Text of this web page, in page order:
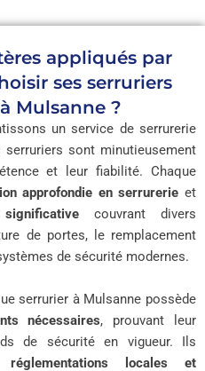
appliqués par
ses serruriers
Mulsanne ?
un service de serrurerie
sont minutieusement
et leur fiabilité. Chaque
approfondie en serrurerie et
couvrant divers
de portes, le remplacement
de sécurité modernes.
serrurier à Mulsanne possède
nécessaires, prouvant leur
de sécurité en vigueur. Ils
réglementations locales et